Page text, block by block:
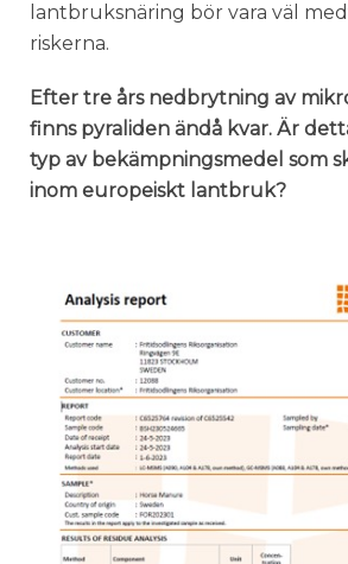
lantbruksnäring bör vara väl
riskerna.
Efter tre års nedbrytning av
finns pyraliden ändå kvar. Är
typ av bekämpningsmedel som
inom europeiskt lantbruk?